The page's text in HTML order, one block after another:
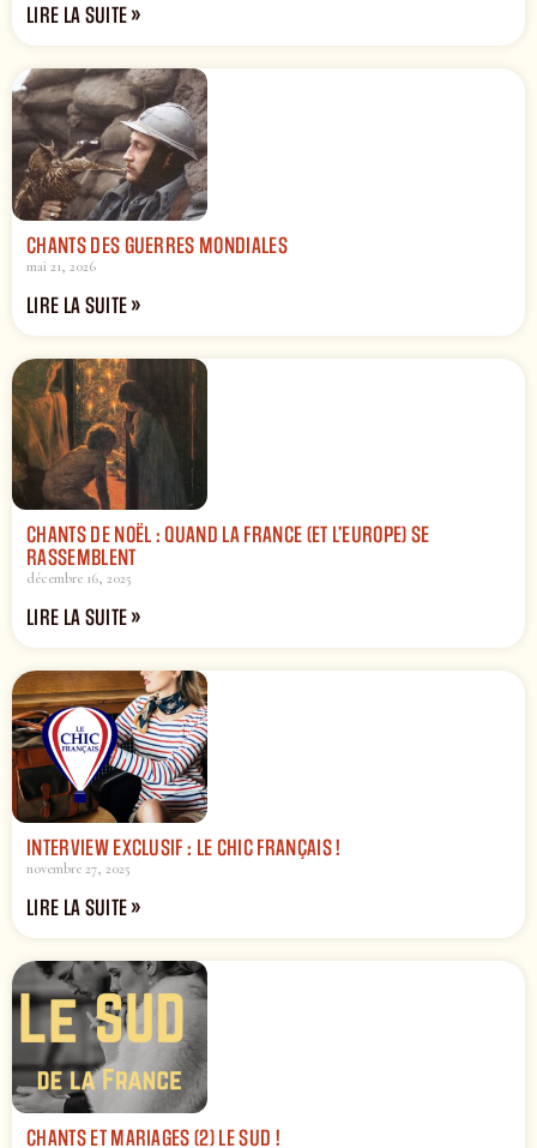
LIRE LA SUITE »
CHANTS DES GUERRES MONDIALES
mai 21, 2026
LIRE LA SUITE »
CHANTS DE NOËL : QUAND LA FRANCE (ET L’EUROPE) SE
RASSEMBLENT
décembre 16, 2025
LIRE LA SUITE »
INTERVIEW EXCLUSIF : LE CHIC FRANÇAIS !
novembre 27, 2025
LIRE LA SUITE »
CHANTS ET MARIAGES (2) LE SUD !